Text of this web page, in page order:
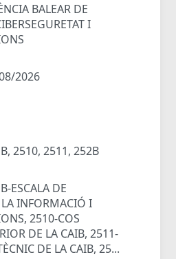
BALEAR DE
I
2026
2510, 2511, 252B
ESCALA DE
INFORMACIÓ I
2510-COS
DE LA CAIB, 2511-
DE LA CAIB, 25...